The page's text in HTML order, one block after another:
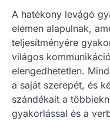
A hatékony levágó
elemen alapulnak,
teljesítményére
világos
elengedhetetlen.
a saját szerepét, és
szándékait a
gyakorlással és a